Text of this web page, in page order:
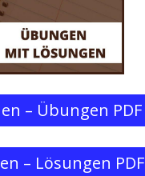
– Übungen PDF
– Lösungen PDF